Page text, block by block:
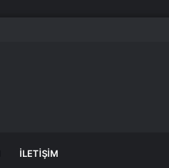
İLETIŞIM